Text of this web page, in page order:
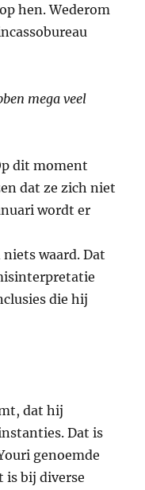
hen. Wederom
mega veel
dit moment
dat ze zich niet
wordt er
waard. Dat
die hij
dat hij
Dat is
genoemde
is bij diverse